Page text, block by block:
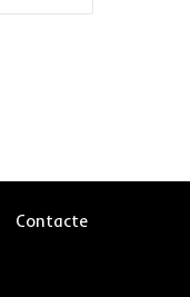
Contacte